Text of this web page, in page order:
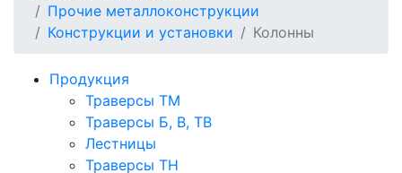
Прочие металлоконструкции
Конструкции и установки
Колонны
Продукция
Траверсы ТМ
Траверсы Б, В, ТВ
Лестницы
Траверсы ТН